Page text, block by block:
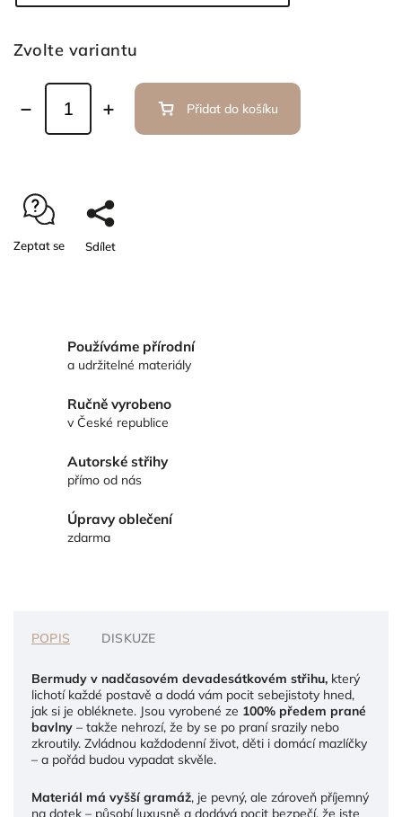
Zvolte variantu
Přidat do košíku
Zeptat se Sdílet
Používáme přírodní
a udržitelné materiály
Ručně vyrobeno
v České republice
Autorské střihy
přímo od nás
Úpravy oblečení
zdarma
POPIS DISKUZE
Bermudy v nadčasovém devadesátkovém střihu, který
lichotí každé postavě a dodá vám pocit sebejistoty hned,
jak si je obléknete. Jsou vyrobené ze 100% předem prané
bavlny – takže nehrozí, že by se po praní srazily nebo
zkroutily. Zvládnou každodenní život, děti i domácí mazlíčky
– a pořád budou vypadat skvěle.
Materiál má vyšší gramáž, je pevný, ale zároveň příjemný
na dotek – působí luxusně a dodává pocit bezpečí, že jste